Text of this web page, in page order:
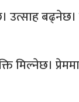
बढ्नेछ।
मिल्नेछ।